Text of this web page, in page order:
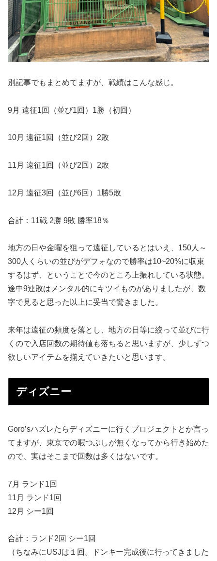
別記事でもまとめてますが、戦績はこんな感じ。
9月 遠征1回（並び1回）1勝（初回）
10月 遠征1回（並び2回）2敗
11月 遠征1回（並び2回）2敗
12月 遠征3回（並び6回）1勝5敗
合計：11戦 2勝 9敗 勝率18％
地方の日や金曜を狙って遠征しているとはいえ、150人～
300人くらいの並びがデフォなので勝率は10~20%に収束
するはず、ということで今のところ上振れしている状態。
途中9連敗はメンタル的にキツイものがありましたが、数
字で見ると思った以上に妥当で驚きました。
来年は遠征の頻度を落とし、地方の日等に絞って並びに行
くので入店回数の期待値も落ちると思いますが、少しずつ
欲しいアイテムを揃えていきたいと思います。
ディズニー
Goro’sハズレたらディズニーに行くプロジェクトとか言っ
てますが、東京での暇つぶしが無くなってから行き始めた
ので、実はそこまで回数は多くはないです。
7月 ランド1回
11月 ランド1回
12月 シー1回
合計：ランド2回 シー1回
（ちなみにUSJは１回。ドンキー完成後に行ってきました